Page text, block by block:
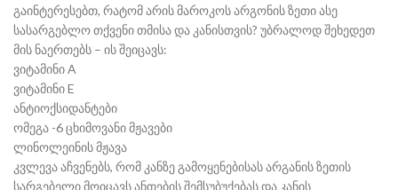
გაინტერესებთ, რატომ არის მაროკოს არგონის ზეთი ასე
სასარგებლო თქვენი თმისა და კანისთვის? უბრალოდ შეხედეთ
მის ნაერთებს – ის შეიცავს:
ვიტამინი A
ვიტამინი E
ანტიოქსიდანტები
ომეგა -6 ცხიმოვანი მჟავები
ლინოლეინის მჟავა
კვლევა აჩვენებს, რომ კანზე გამოყენებისას არგანის ზეთის
სარგებელი მოიცავს ანთების შემსუბუქებას და კანის